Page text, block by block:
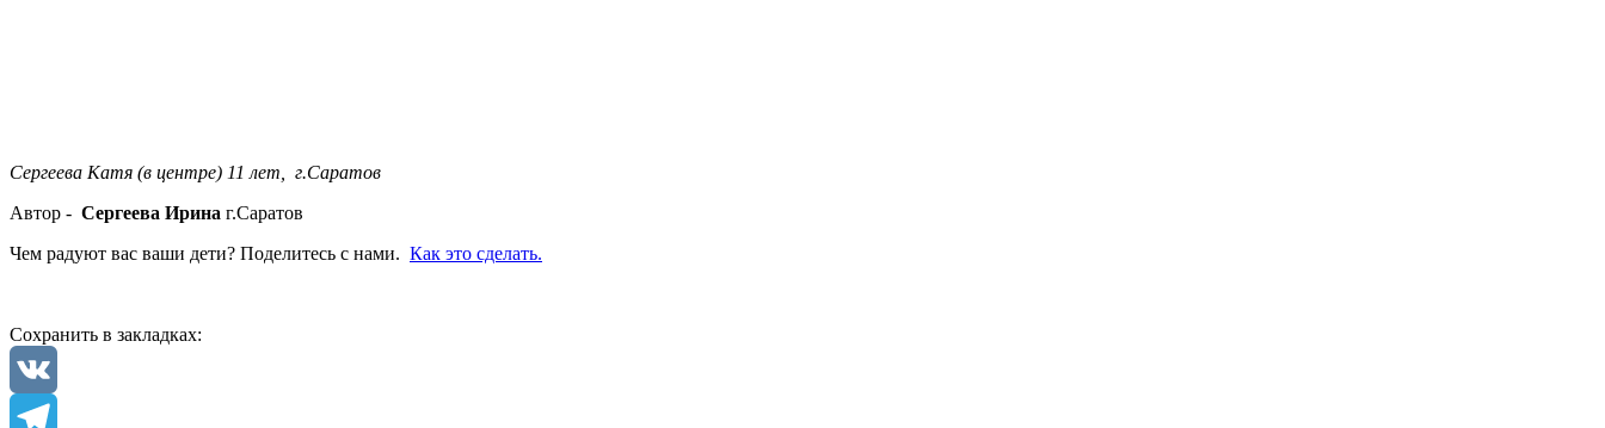
Сергеева Катя (в центре) 11 лет, г.Саратов
Автор - Сергеева Ирина г.Саратов
Чем радуют вас ваши дети? Поделитесь с нами. Как это сделать.
Сохранить в закладках:
VK